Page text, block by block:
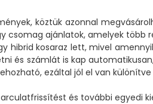
köztük azonnal
csomag ajánlatok, amelyek
hibrid kosaraz lett, mivel
és számlát is kap
ezáltal jól el van
és további egyedi